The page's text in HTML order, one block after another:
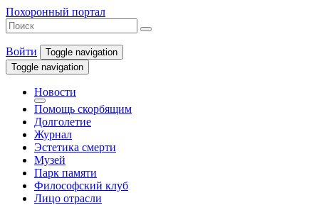
Похоронный портал
Войти
Toggle navigation
Toggle navigation
Новости
Помощь скорбящим
Долголетие
Журнал
Эстетика смерти
Музей
Парк памяти
Философский клуб
Лицо отрасли